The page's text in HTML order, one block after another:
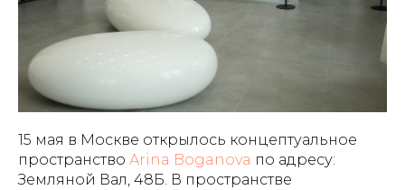
15 мая в Москве открылось концептуальное
пространство Arina Boganova по адресу:
Земляной Вал, 48Б. В пространстве